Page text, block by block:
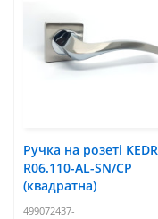
Ручка на розеті KEDR
R06.110-AL-SN/CP
(квадратна)
499072437-